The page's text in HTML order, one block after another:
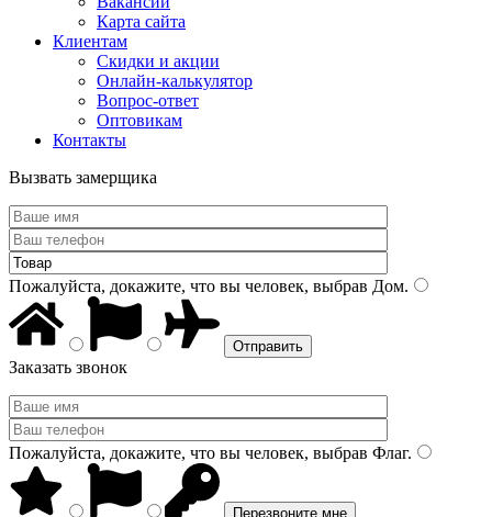
Карта сайта
Клиентам
Скидки и акции
Онлайн-калькулятор
Вопрос-ответ
Оптовикам
Контакты
Вызвать замерщика
Пожалуйста, докажите, что вы человек, выбрав Дом.
Заказать звонок
Пожалуйста, докажите, что вы человек, выбрав Флаг.